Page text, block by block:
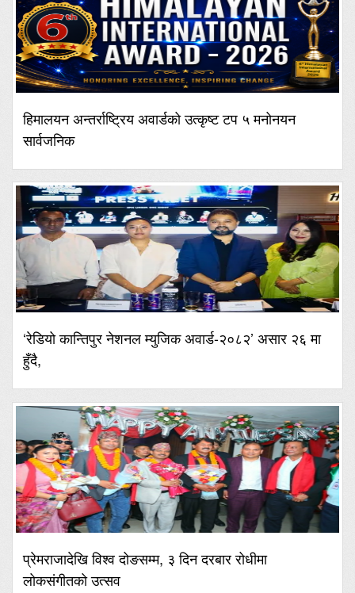
हिमालयन अन्तर्राष्ट्रिय अवार्डको उत्कृष्ट टप ५ मनोनयन
सार्वजनिक
‘रेडियो कान्तिपुर नेशनल म्युजिक अवार्ड-२०८२’ असार २६ मा
हुँदै,
प्रेमराजादेखि विश्व दोङसम्म, ३ दिन दरबार रोधीमा
लोकसंगीतको उत्सव